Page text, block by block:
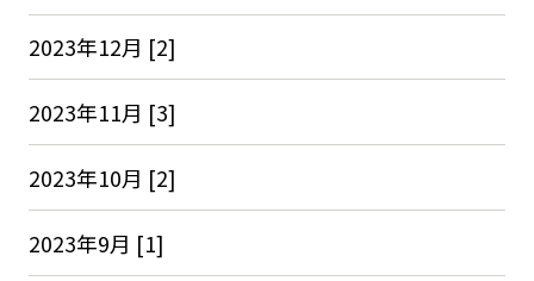
2023年12月 [2]
2023年11月 [3]
2023年10月 [2]
2023年9月 [1]